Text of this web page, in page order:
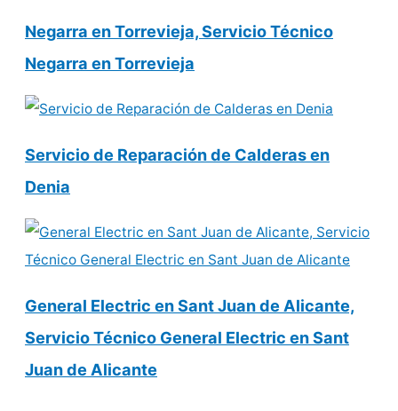
Negarra en Torrevieja, Servicio Técnico
Negarra en Torrevieja
Servicio de Reparación de Calderas en
Denia
General Electric en Sant Juan de Alicante,
Servicio Técnico General Electric en Sant
Juan de Alicante